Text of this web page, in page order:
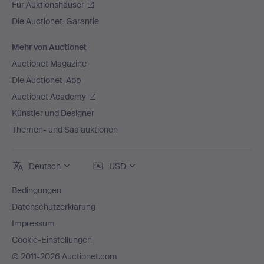
Für Auktionshäuser
Die Auctionet-Garantie
Mehr von Auctionet
Auctionet Magazine
Die Auctionet-App
Auctionet Academy
Künstler und Designer
Themen- und Saalauktionen
Deutsch USD
Bedingungen
Datenschutzerklärung
Impressum
Cookie-Einstellungen
© 2011-2026 Auctionet.com